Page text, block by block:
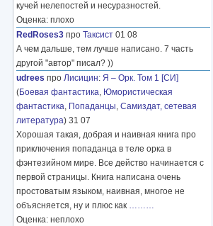
кучей нелепостей и несуразностей.
Оценка: плохо
RedRoses3 про Таксист 01 08
А чем дальше, тем лучше написано. 7 часть
другой "автор" писал? ))
udrees про Лисицин: Я – Орк. Том 1 [СИ]
(Боевая фантастика, Юмористическая
фантастика, Попаданцы, Самиздат, сетевая
литература) 31 07
Хорошая такая, добрая и наивная книга про
приключения попаданца в теле орка в
фэнтезийном мире. Все действо начинается с
первой страницы. Книга написана очень
простоватым языком, наивная, многое не
объясняется, ну и плюс как ………
Оценка: неплохо